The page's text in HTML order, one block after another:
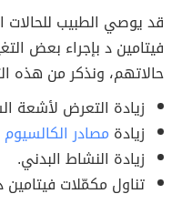
قد يوصي الطبيب
فيتامين د بإجراء بعض
حالاتهم، ونذكر من هذه
زيادة التعرض لأشعة
زيادة مصادر الكالسيوم
زيادة النشاط البدني.
تناول مكمّلات